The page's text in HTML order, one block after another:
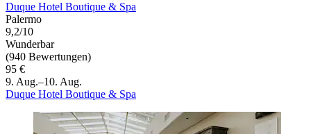
Duque Hotel Boutique & Spa
Palermo
9,2/10
Wunderbar
(940 Bewertungen)
95 €
9. Aug.–10. Aug.
Duque Hotel Boutique & Spa